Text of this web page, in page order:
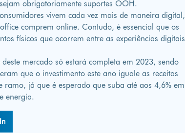
obrigatoriamente suportes OOH.
vivem cada vez mais de maneira digital,
comprem online. Contudo, é essencial que os
físicos que ocorrem entre as experiências digitais
mercado só estará completa em 2023, sendo
que o investimento este ano iguale as receitas
já que é esperado que suba até aos 4,6% em
energia.